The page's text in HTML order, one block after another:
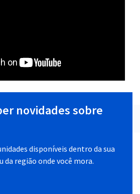
novidades sobre
disponíveis dentro da sua
da região onde você mora.